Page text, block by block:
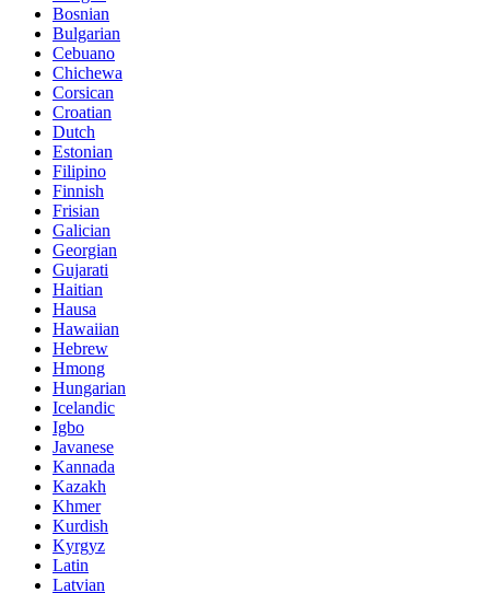
Bosnian
Bulgarian
Cebuano
Chichewa
Corsican
Croatian
Dutch
Estonian
Filipino
Finnish
Frisian
Galician
Georgian
Gujarati
Haitian
Hausa
Hawaiian
Hebrew
Hmong
Hungarian
Icelandic
Igbo
Javanese
Kannada
Kazakh
Khmer
Kurdish
Kyrgyz
Latin
Latvian